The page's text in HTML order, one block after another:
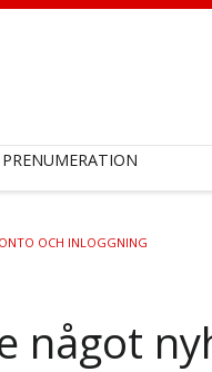
OCH INLOGGNING
något